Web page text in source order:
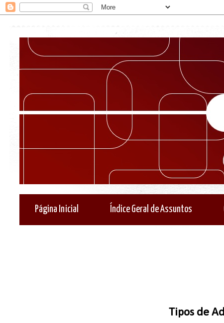
Página Inicial Índice Geral de Assuntos
Tipos de